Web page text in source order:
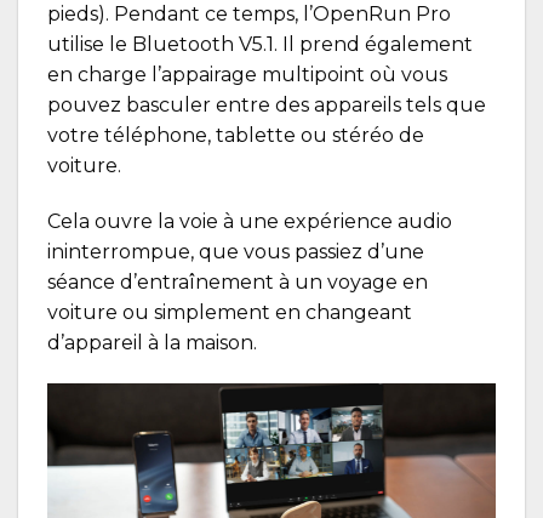
pieds). Pendant ce temps, l’OpenRun Pro
utilise le Bluetooth V5.1. Il prend également
en charge l’appairage multipoint où vous
pouvez basculer entre des appareils tels que
votre téléphone, tablette ou stéréo de
voiture.
Cela ouvre la voie à une expérience audio
ininterrompue, que vous passiez d’une
séance d’entraînement à un voyage en
voiture ou simplement en changeant
d’appareil à la maison.